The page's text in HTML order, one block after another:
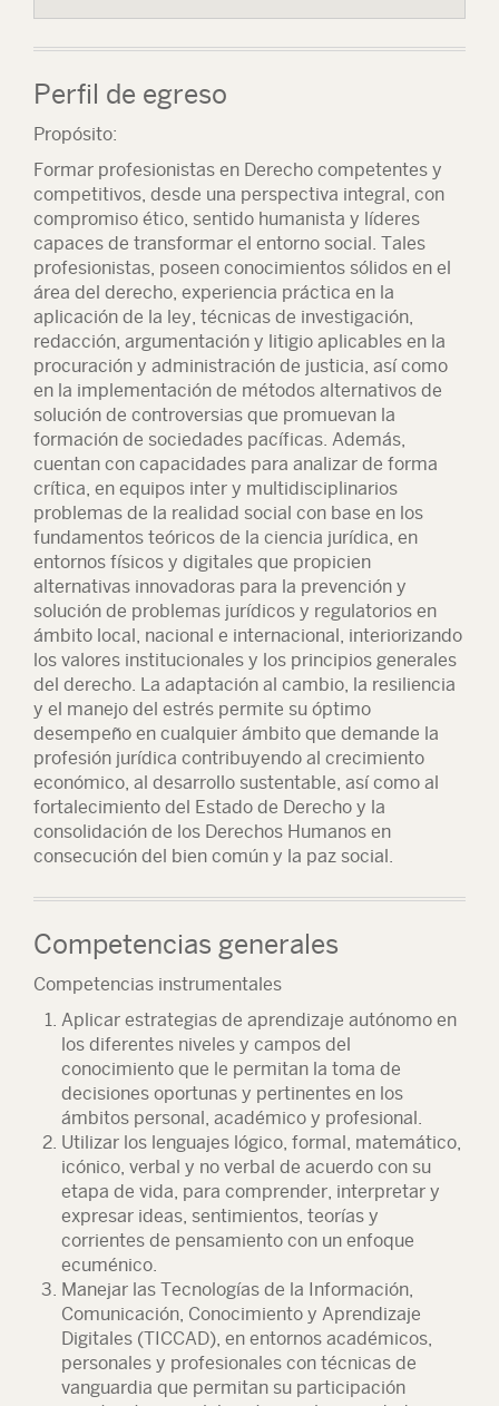
Perfil de egreso
Propósito:
Formar profesionistas en Derecho competentes y
competitivos, desde una perspectiva integral, con
compromiso ético, sentido humanista y líderes
capaces de transformar el entorno social. Tales
profesionistas, poseen conocimientos sólidos en el
área del derecho, experiencia práctica en la
aplicación de la ley, técnicas de investigación,
redacción, argumentación y litigio aplicables en la
procuración y administración de justicia, así como
en la implementación de métodos alternativos de
solución de controversias que promuevan la
formación de sociedades pacíficas. Además,
cuentan con capacidades para analizar de forma
crítica, en equipos inter y multidisciplinarios
problemas de la realidad social con base en los
fundamentos teóricos de la ciencia jurídica, en
entornos físicos y digitales que propicien
alternativas innovadoras para la prevención y
solución de problemas jurídicos y regulatorios en
ámbito local, nacional e internacional, interiorizando
los valores institucionales y los principios generales
del derecho. La adaptación al cambio, la resiliencia
y el manejo del estrés permite su óptimo
desempeño en cualquier ámbito que demande la
profesión jurídica contribuyendo al crecimiento
económico, al desarrollo sustentable, así como al
fortalecimiento del Estado de Derecho y la
consolidación de los Derechos Humanos en
consecución del bien común y la paz social.
Competencias generales
Competencias instrumentales
Aplicar estrategias de aprendizaje autónomo en
los diferentes niveles y campos del
conocimiento que le permitan la toma de
decisiones oportunas y pertinentes en los
ámbitos personal, académico y profesional.
Utilizar los lenguajes lógico, formal, matemático,
icónico, verbal y no verbal de acuerdo con su
etapa de vida, para comprender, interpretar y
expresar ideas, sentimientos, teorías y
corrientes de pensamiento con un enfoque
ecuménico.
Manejar las Tecnologías de la Información,
Comunicación, Conocimiento y Aprendizaje
Digitales (TICCAD), en entornos académicos,
personales y profesionales con técnicas de
vanguardia que permitan su participación